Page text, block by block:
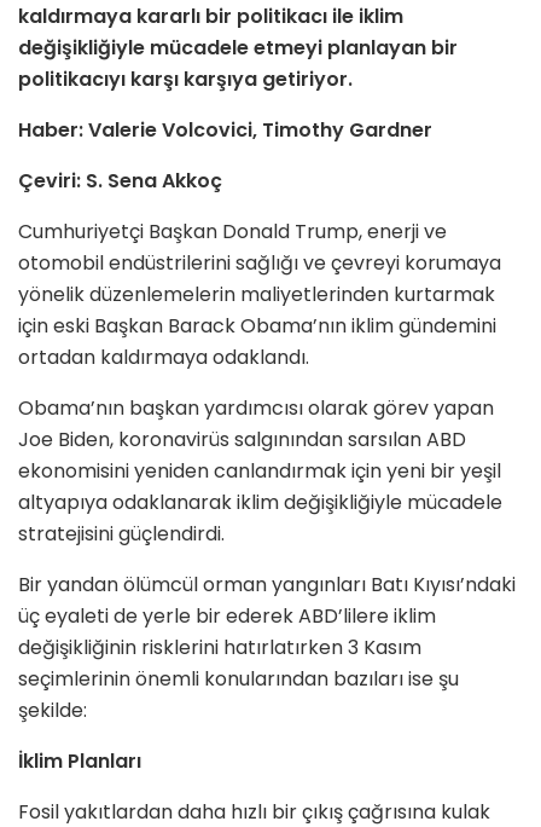
kaldırmaya kararlı bir politikacı ile iklim
değişikliğiyle mücadele etmeyi planlayan bir
politikacıyı karşı karşıya getiriyor.
Haber: Valerie Volcovici, Timothy Gardner
Çeviri: S. Sena Akkoç
Cumhuriyetçi Başkan Donald Trump, enerji ve
otomobil endüstrilerini sağlığı ve çevreyi korumaya
yönelik düzenlemelerin maliyetlerinden kurtarmak
için eski Başkan Barack Obama’nın iklim gündemini
ortadan kaldırmaya odaklandı.
Obama’nın başkan yardımcısı olarak görev yapan
Joe Biden, koronavirüs salgınından sarsılan ABD
ekonomisini yeniden canlandırmak için yeni bir yeşil
altyapıya odaklanarak iklim değişikliğiyle mücadele
stratejisini güçlendirdi.
Bir yandan ölümcül orman yangınları Batı Kıyısı’ndaki
üç eyaleti de yerle bir ederek ABD’lilere iklim
değişikliğinin risklerini hatırlatırken 3 Kasım
seçimlerinin önemli konularından bazıları ise şu
şekilde:
İklim Planları
Fosil yakıtlardan daha hızlı bir çıkış çağrısına kulak